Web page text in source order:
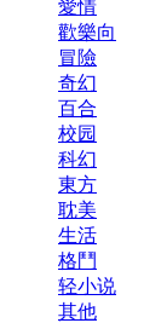
愛情
歡樂向
冒險
奇幻
百合
校园
科幻
東方
耽美
生活
格鬥
轻小说
其他